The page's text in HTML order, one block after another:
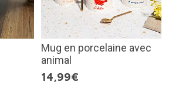
Mug en porcelaine avec
animal
14,99€